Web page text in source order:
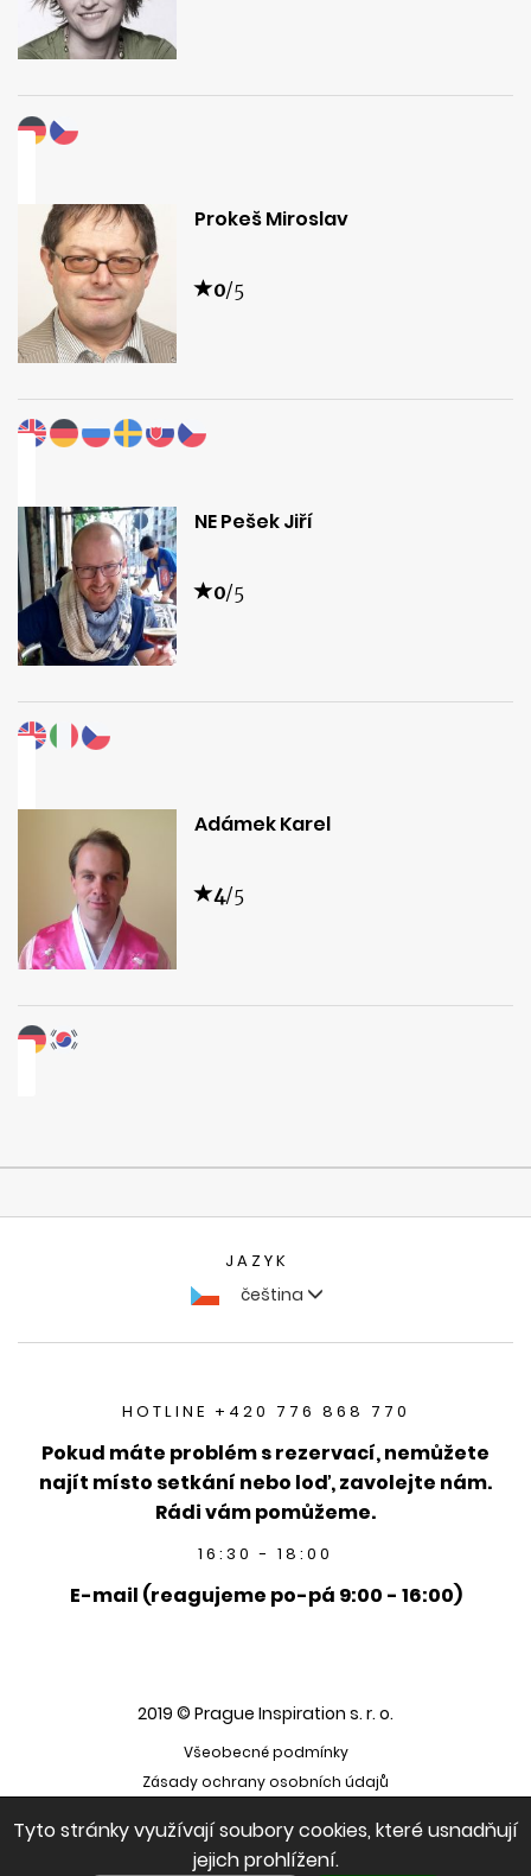
Prokeš Miroslav
0/5
NE Pešek Jiří
0/5
Adámek Karel
4/5
JAZYK
čeština
HOTLINE +420 776 868 770
Pokud máte problém s rezervací, nemůžete
najít místo setkání nebo loď, zavolejte nám.
Rádi vám pomůžeme.
16:30 - 18:00
E-mail (reagujeme po-pá 9:00 - 16:00)
2019 © Prague Inspiration s. r. o.
Všeobecné podmínky
Zásady ochrany osobních údajů
Tyto stránky využívají soubory cookies, které usnadňují
jejich prohlížení.